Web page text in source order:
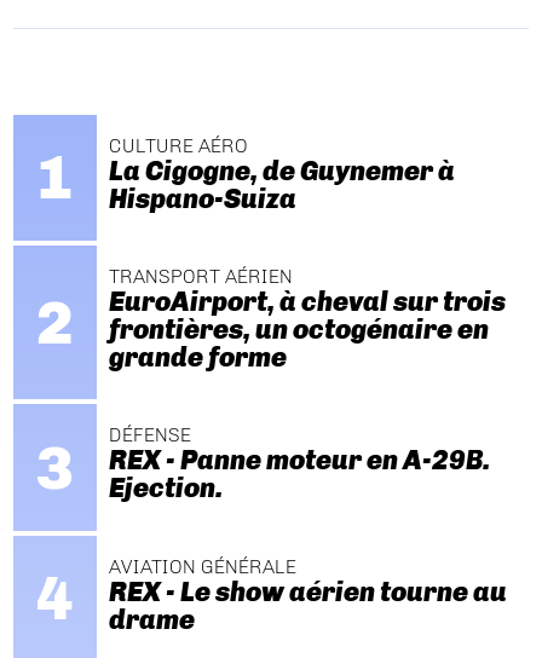
CULTURE AÉRO
La Cigogne, de Guynemer à
Hispano-Suiza
TRANSPORT AÉRIEN
EuroAirport, à cheval sur trois
frontières, un octogénaire en
grande forme
DÉFENSE
REX - Panne moteur en A-29B.
Ejection.
AVIATION GÉNÉRALE
REX - Le show aérien tourne au
drame